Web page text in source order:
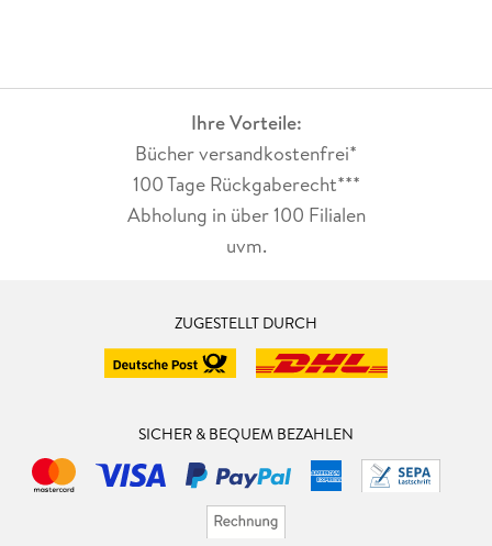
Ihre Vorteile:
Bücher versandkostenfrei*
100 Tage Rückgaberecht***
Abholung in über 100 Filialen
uvm.
ZUGESTELLT DURCH
SICHER & BEQUEM BEZAHLEN